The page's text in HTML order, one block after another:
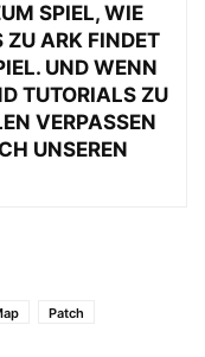
SPIEL, WIE
ZU ARK FINDET
UND WENN
TUTORIALS ZU
VERPASSEN
UNSEREN
Patch